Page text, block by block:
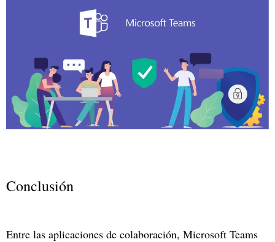
Conclusión
Entre las aplicaciones de colaboración, Microsoft Teams